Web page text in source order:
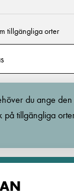
tillgängliga orter
du ange
på tillgängliga